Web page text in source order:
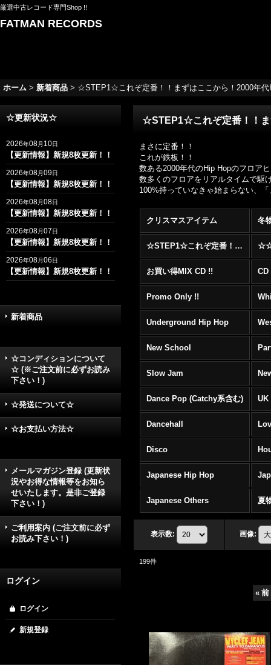
厳選中古レコード専門Shop !!
FATMAN RECORDS
ホーム > 新着商品 > ☆STEP1☆これぞ定番！！まずはここから！2000年
☆更新状況☆
2026年08月 10日
【更新情報】新規8枚更新！！
2026年08月09日
【更新情報】新規8枚更新！！
2026年08月08日
【更新情報】新規8枚更新！！
2026年08月07日
【更新情報】新規8枚更新！！
2026年08月06日
【更新情報】新規8枚更新！！
新着商品
☆コンディションについて
☆ (※ご注文前に必ずお読み
下さい！)
☆発送について☆
☆お支払い方法☆
メールマガジン登録 (更新状
況やお得な情報等をお知ら
せいたします。是非ご登録
下さい！)
ご利用案内 (ご注文前に必ず
お読み下さい！)
ログイン
ログイン
新規登録
☆STEP1☆これぞ定番！！
まさに定番！！
これが鉄板！！
数ある2000年代のHip Hopのフロア
数多くのフロアをリアルタイムで駆
100%持っていなきゃ始まらない、
クリスマスアイテム 冬
☆STEP1☆これぞ定番！！まずはここから！2000年代R&BフロアヒットBest 100 !!!
お買い得MIX CD !!
Promo Only !!
Underground Hip Hop
New School
Slow Jam
Dance Pop (Catchy系含む) UK
Dancehall
Disco
Japanese Hip Hop
Japanese Others 夏
表示数: 画像:
199件
« 前